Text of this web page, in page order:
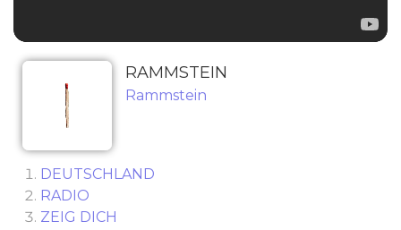
RAMMSTEIN
Rammstein
DEUTSCHLAND
RADIO
ZEIG DICH